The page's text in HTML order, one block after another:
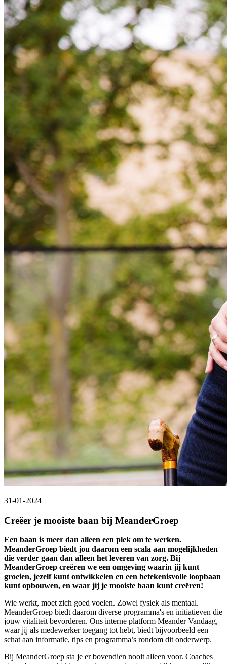
31-01-2024
Creëer je mooiste baan bij MeanderGroep
Een baan is meer dan alleen een plek om te werken.
MeanderGroep biedt jou daarom een scala aan mogelijkheden
die verder gaan dan alleen het leveren van zorg. Bij
MeanderGroep creëren we een omgeving waarin jij kunt
groeien, jezelf kunt ontwikkelen en een betekenisvolle loopbaan
kunt opbouwen, en waar jij je mooiste baan kunt creëren!
Wie werkt, moet zich goed voelen. Zowel fysiek als mentaal.
MeanderGroep biedt daarom diverse programma's en initiatieven die
jouw vitaliteit bevorderen. Ons interne platform Meander Vandaag,
waar jij als medewerker toegang tot hebt, biedt bijvoorbeeld een
schat aan informatie, tips en programma’s rondom dit onderwerp.
Bij MeanderGroep sta je er bovendien nooit alleen voor. Coaches